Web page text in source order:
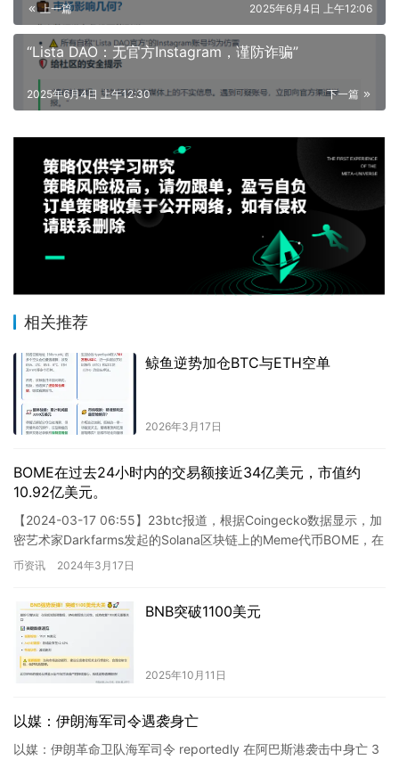
上一篇 2025年6月4日 上午12:06
“Lista DAO：无官方Instagram，谨防诈骗”
下一篇
2025年6月4日 上午12:30
相关推荐
鲸鱼逆势加仓BTC与ETH空单
2026年3月17日
BOME在过去24小时内的交易额接近34亿美元，市值约
10.92亿美元。
【2024-03-17 06:55】23btc报道，根据Coingecko数据显示，加
密艺术家Darkfarms发起的Solana区块链上的Meme代币BOME，在
过去24小时内的…
币资讯 2024年3月17日
BNB突破1100美元
2025年10月11日
以媒：伊朗海军司令遇袭身亡
以媒：伊朗革命卫队海军司令 reportedly 在阿巴斯港袭击中身亡 3